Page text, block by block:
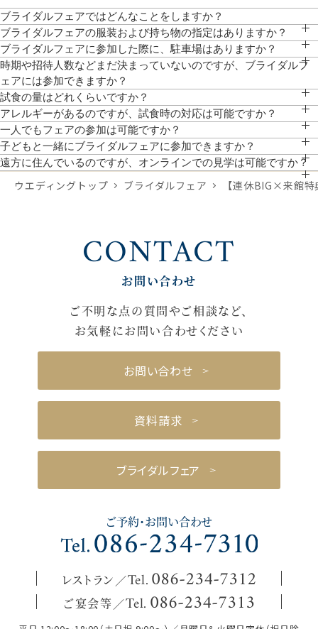
ブライダルフェアではどんなことをしますか？
チャペル・パーティ会場の見学、ご試食、相談会、お見積りのご説明等、おふたり
にぴったりなご提案をいたします。
ブライダルフェアの服装および持ち物の指定はありますか？
服装は普段着でお気軽にお越しください。写真もご自由に撮影していただけます。
ブライダルフェアに参加した際に、駐車場はありますか？
クレド地下駐車場にお停めいただけますと、全額対応いたします。
時期や招待人数などまだ決まっていないのですが、ブライダルフ
ェアには参加できますか？
参加可能です。大まかでも時期や人数がわかっていると、より具体的なお見積りの
作成や、ご提案が可能です。
試食の量はどれくらいですか？
前菜・スープ・メイン(肉・魚）を1プレートに盛り込み、デザート付きの無料試食
となっております。
アレルギーがあるのですが、試食時の対応は可能ですか？
対応しております。予約時にお聞かせください。
一人でもフェアの参加は可能ですか？
お一人でのご参加、ご友人やご家族とのご参加も可能です。
子どもと一緒にブライダルフェアに参加できますか？
ぜひ一緒にご来館ください。館内はバリアフリーのためベビーカーでのご来館も可
遠方に住んでいるのですが、オンラインでの見学は可能ですか？
スマホやPCから参加が可能です。「オンライン相談フェア」よりご予約いただけ
ます。ウエディングトップ ブライダルフェア 【連休BIG×来館
CONTACT
お問い合わせ
ご不明な点の質問やご相談など、
お気軽にお問い合わせください
お問い合わせ
資料請求
ブライダルフェア
ご予約・お問い合わせ
レストラン Tel. 086-234-7312
ご宴会等 Tel. 086-234-7313